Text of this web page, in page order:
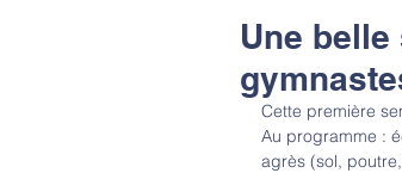
Une
Cette première
Au programme :
agrès (sol,